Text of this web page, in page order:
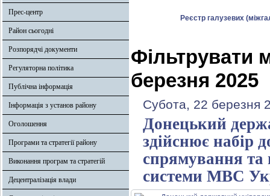
Прес-центр
Район сьогодні
Розпорядчі документи
Регуляторна політика
Публічна інформація
Інформація з установ району
Оголошення
Програми та стратегії району
Виконання програм та стратегій
Децентралізація влади
Реєстр галузевих
Фільтрувати
березня 2025
Субота, 22 березня
Донецький
здійснює набір
спрямування та
системи МВС